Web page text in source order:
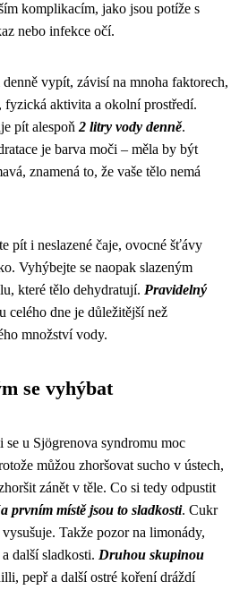
komplikacím, jako jsou potíže s
nebo infekce očí.
vypít, závisí na mnoha faktorech,
fyzická aktivita a okolní prostředí.
pít alespoň 2 litry vody denně.
je barva moči – měla by být
znamená to, že vaše tělo nemá
pít i neslazené čaje, ovocné šťávy
Vyhýbejte se naopak slazeným
které tělo dehydratují. Pravidelný
celého dne je důležitější než
množství vody.
se vyhýbat
se u Sjögrenova syndromu moc
můžou zhoršovat sucho v ústech,
zánět v těle. Co si tedy odpustit
prvním místě jsou to sladkosti. Cukr
Takže pozor na limonády,
další sladkosti. Druhou skupinou
pepř a další ostré koření dráždí